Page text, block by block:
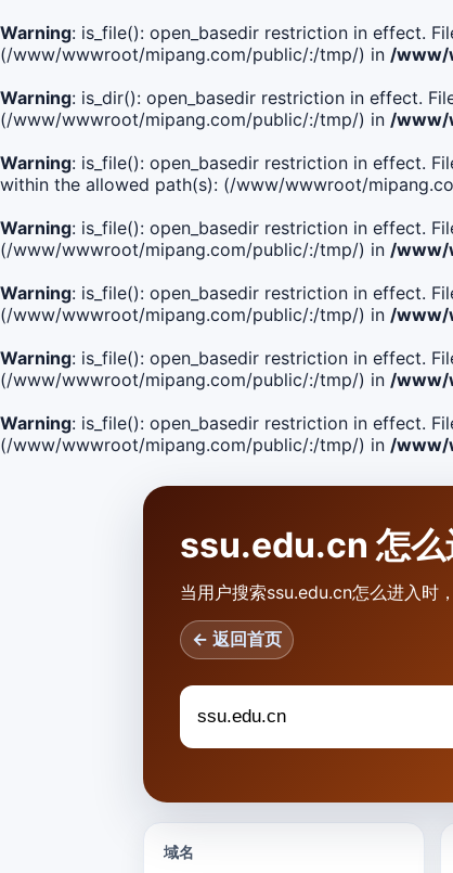
Warning: is_file(): open_basedir restriction in effect.
(/www/wwwroot/mipang.com/public/:/tmp/) in /www/
Warning: is_dir(): open_basedir restriction in effect.
(/www/wwwroot/mipang.com/public/:/tmp/) in /www/
Warning: is_file(): open_basedir restriction in effect.
within the allowed path(s): (/www/wwwroot/
Warning: is_file(): open_basedir restriction in effect.
(/www/wwwroot/mipang.com/public/:/tmp/) in /www/
Warning: is_file(): open_basedir restriction in effect.
(/www/wwwroot/mipang.com/public/:/tmp/) in /www/
Warning: is_file(): open_basedir restriction in effect.
(/www/wwwroot/mipang.com/public/:/tmp/) in /www/
Warning: is_file(): open_basedir restriction in effect.
(/www/wwwroot/mipang.com/public/:/tmp/) in /www/
ssu.edu.cn 怎么
当用户搜索ssu.edu.cn怎么进入时
← 返回首页
域名